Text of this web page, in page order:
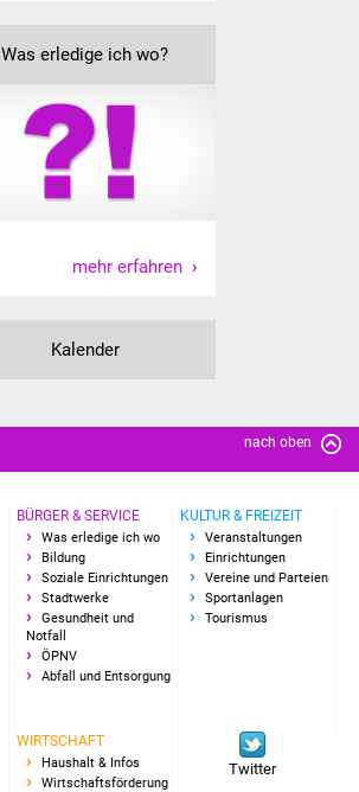
Route der
Industriekultur
Senioren
Familien
Familientreff
Migration und Integration
Was erledige ich wo?
mehr erfahren
Kalender
nach oben
BÜRGER & SERVICE
Was erledige ich wo
Bildung
Soziale Einrichtungen
Stadtwerke
Gesundheit und
Notfall
ÖPNV
Abfall und Entsorgung
KULTUR & FREIZEIT
Veranstaltungen
Einrichtungen
Vereine und Parteien
Sportanlagen
Tourismus
WIRTSCHAFT
Haushalt & Infos
Wirtschaftsförderung
Twitter